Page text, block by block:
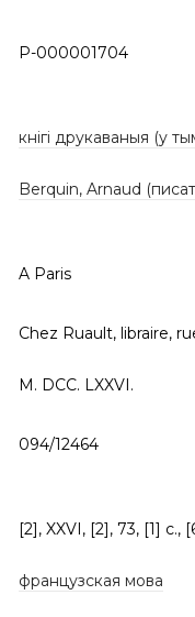
P-000001704
кнігі друкаваныя (у
Berquin, Arnaud
A Paris
Chez Ruault, libraire,
M. DCC. LXXVI.
094/12464
[2], XXVI, [2], 73, [1] с.,
французская мова